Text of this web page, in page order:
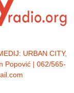
URBAN CITY,
Popović | 062/565-